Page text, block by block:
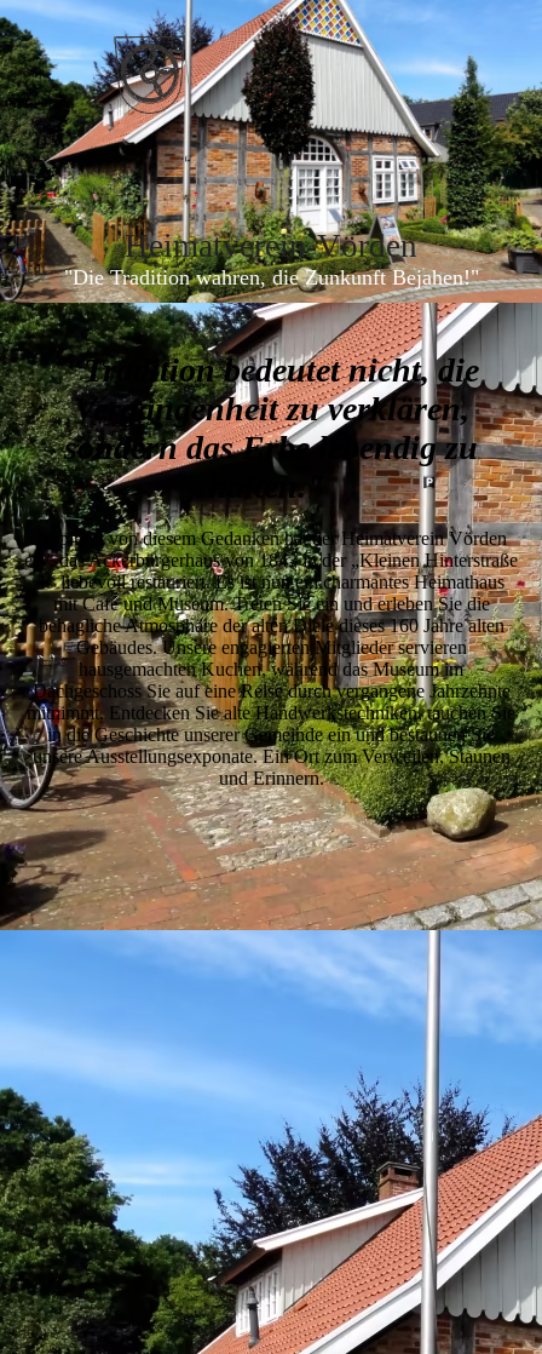
Heimatverein-Vörden
"Die Tradition wahren, die Zunkunft Bejahen!"
"Tradition bedeutet nicht, die
Vergangenheit zu verklären,
sondern das Erbe lebendig zu
halten."
Inspiriert von diesem Gedanken hat der Heimatverein Vörden
e.V. das Ackerbürgerhaus von 1843 in der „Kleinen Hinterstraße
1“ liebevoll restauriert. Es ist nun ein charmantes Heimathaus
mit Café und Museum. Treten Sie ein und erleben Sie die
behagliche Atmosphäre der alten Diele dieses 160 Jahre alten
Gebäudes. Unsere engagierten Mitglieder servieren
hausgemachten Kuchen, während das Museum im
Dachgeschoss Sie auf eine Reise durch vergangene Jahrzehnte
mitnimmt. Entdecken Sie alte Handwerkstechniken, tauchen Sie
in die Geschichte unserer Gemeinde ein und bestaunen Sie
unsere Ausstellungsexponate. Ein Ort zum Verweilen, Staunen
und Erinnern.